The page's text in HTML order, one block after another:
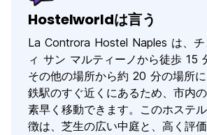
Hostelworldは言う
La Controra Hostel Naples は、
ィ サン マルティーノから徒歩 15
その他の場所から約 20 分の場所
鉄駅のすぐ近くにあるため、市内
素早く移動できます。このホステ
徴は、芝生の広い中庭と、高く評